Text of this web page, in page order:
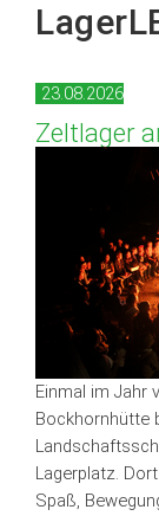
23.08.2026
Zeltlager
Einmal im Jahr
Bockhornhütte
Lagerplatz.
Spaß,